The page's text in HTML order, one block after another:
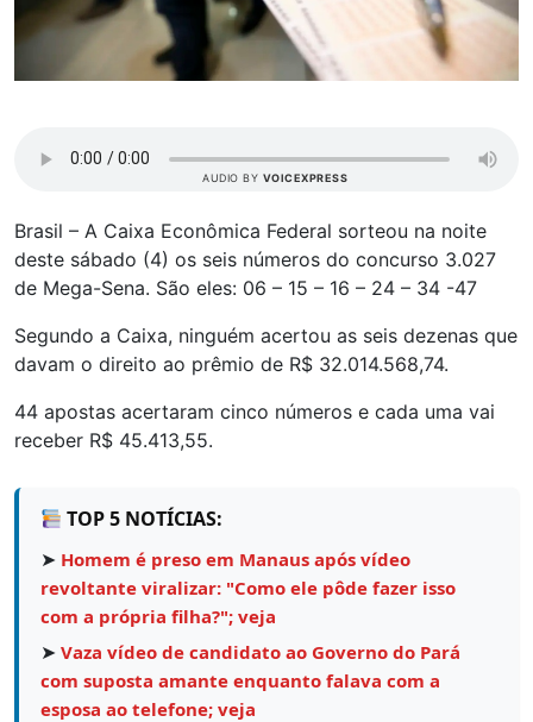
AUDIO BY VOICEXPRESS
Brasil – A Caixa Econômica Federal sorteou na noite
deste sábado (4) os seis números do concurso 3.027
de Mega-Sena. São eles: 06 – 15 – 16 – 24 – 34 -47
Segundo a Caixa, ninguém acertou as seis dezenas que
davam o direito ao prêmio de R$ 32.014.568,74.
44 apostas acertaram cinco números e cada uma vai
receber R$ 45.413,55.
TOP 5 NOTÍCIAS:
➤ Homem é preso em Manaus após vídeo
revoltante viralizar: "Como ele pôde fazer isso
com a própria filha?"; veja
➤ Vaza vídeo de candidato ao Governo do Pará
com suposta amante enquanto falava com a
esposa ao telefone; veja